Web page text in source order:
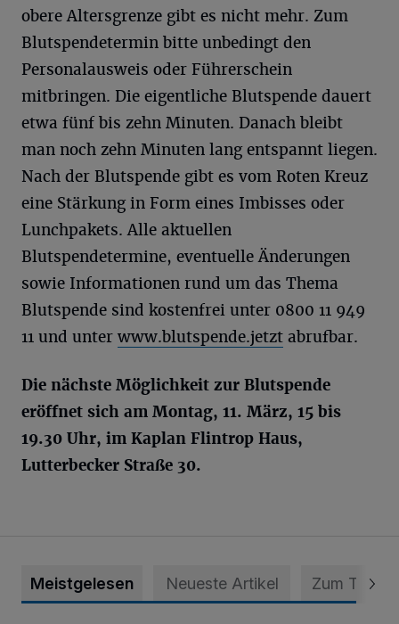
obere Altersgrenze gibt es nicht mehr. Zum
Blutspendetermin bitte unbedingt den
Personalausweis oder Führerschein
mitbringen. Die eigentliche Blutspende dauert
etwa fünf bis zehn Minuten. Danach bleibt
man noch zehn Minuten lang entspannt liegen.
Nach der Blutspende gibt es vom Roten Kreuz
eine Stärkung in Form eines Imbisses oder
Lunchpakets. Alle aktuellen
Blutspendetermine, eventuelle Änderungen
sowie Informationen rund um das Thema
Blutspende sind kostenfrei unter 0800 11 949
11 und unter www.blutspende.jetzt abrufbar.
Die nächste Möglichkeit zur Blutspende
eröffnet sich am Montag, 11. März, 15 bis
19.30 Uhr, im Kaplan Flintrop Haus,
Lutterbecker Straße 30.
Meistgelesen Neueste Artikel Zum Thema